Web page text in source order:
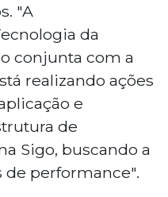
"A
da
conjunta com a
realizando ações
e
de
Sigo, buscando a
de performance".